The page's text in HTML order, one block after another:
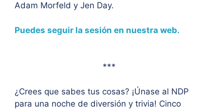
Adam Morfeld y Jen Day.
Puedes seguir la sesión en nuestra web.
***
¿Crees que sabes tus cosas? ¡Únase al NDP
para una noche de diversión y trivia! Cinco